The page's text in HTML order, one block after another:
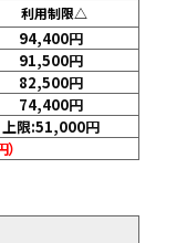
利用制限△
94,400円
91,500円
82,500円
74,400円
上限:51,000円